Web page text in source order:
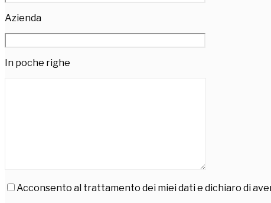
Azienda
In poche righe
Acconsento al trattamento dei miei dati e dichiaro di